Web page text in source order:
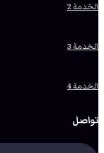
الخدمة 2
الخدمة 3
الخدمة 4
تواصل